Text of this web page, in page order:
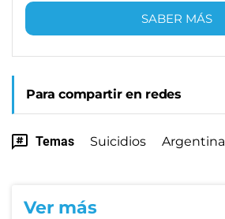
SABER MÁS
Para compartir en redes
Temas Suicidios Argentina
Ver más